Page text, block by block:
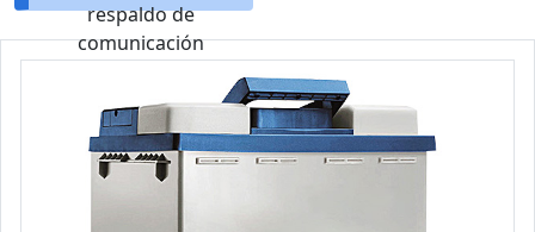
respaldo de
comunicación